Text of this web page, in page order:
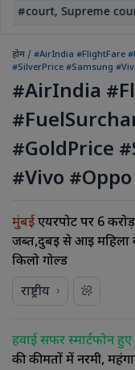
#court, Supreme
होम / #AirIndia #FlightFare
#SilverPrice #Samsung
#AirIndia
#GoldPrice
#Vivo
मुंबईएयरपोर्ट पर 6
जब्त,दुबई से आई महिला
किलो गोल्ड
राष्ट्रीय
हवाई सफर स्मार्टफोन
की कीमतों में नरमी,